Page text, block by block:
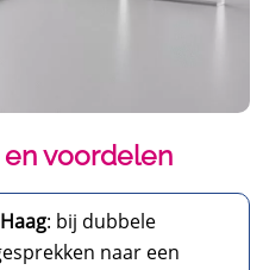
voordelen
: bij dubbele
naar een